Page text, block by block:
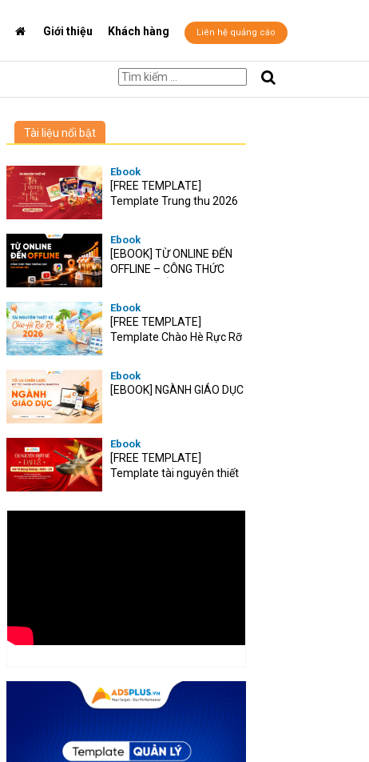
Giới thiệu Khách hàng Liên hệ quảng cáo
Tài liệu nổi bật
Ebook
[FREE TEMPLATE]
Template Trung thu 2026
Ebook
[EBOOK] TỪ ONLINE ĐẾN
OFFLINE – CÔNG THỨC
Ebook
[FREE TEMPLATE]
Template Chào Hè Rực Rỡ
Ebook
[EBOOK] NGÀNH GIÁO DỤC
Ebook
[FREE TEMPLATE]
Template tài nguyên thiết